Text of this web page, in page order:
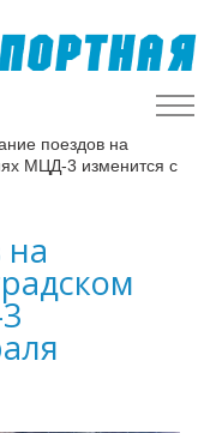
поездов на
МЦД-3 изменится с
на